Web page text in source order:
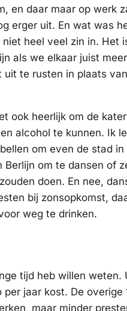
en daar maar op werk
erger uit. En wat was
heel veel zin in. Het
als we elkaar juist
te rusten in plaats
ook heerlijk om de
alcohol te kunnen. Ik
om even de stad
om te dansen of
doen. En nee,
bij zonsopkomst,
weg te drinken.
tijd heb willen weten.
jaar kost. De overige
maar minder